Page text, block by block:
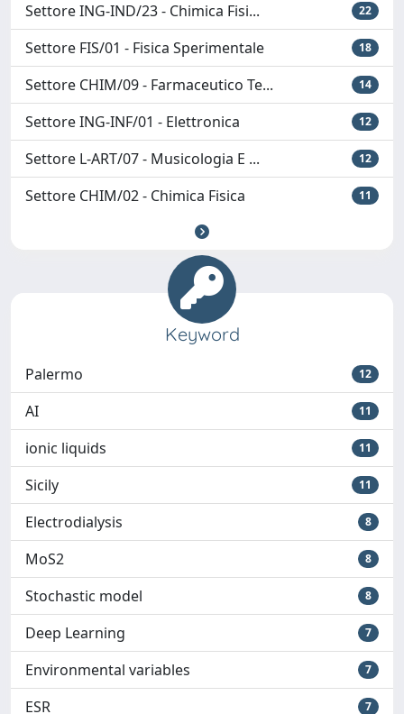
Settore ING-IND/23 - Chimica Fisi... 22
Settore FIS/01 - Fisica Sperimentale 18
Settore CHIM/09 - Farmaceutico Te... 14
Settore ING-INF/01 - Elettronica 12
Settore L-ART/07 - Musicologia E ... 12
Settore CHIM/02 - Chimica Fisica 11
Keyword
Palermo 12
AI 11
ionic liquids 11
Sicily 11
Electrodialysis 8
MoS2 8
Stochastic model 8
Deep Learning 7
Environmental variables 7
ESR 7